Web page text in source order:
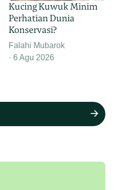
Kucing Kuwuk Minim
Perhatian Dunia
Konservasi?
Falahi Mubarok
6 Agu 2026